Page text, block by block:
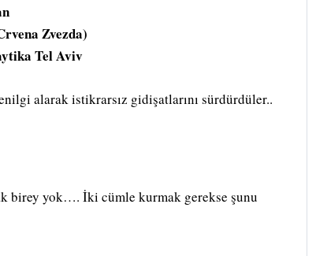
Zvezda)
Tel Aviv
alarak istikrarsız gidişatlarını sürdürdüler..
birey yok…. İki cümle kurmak gerekse şunu